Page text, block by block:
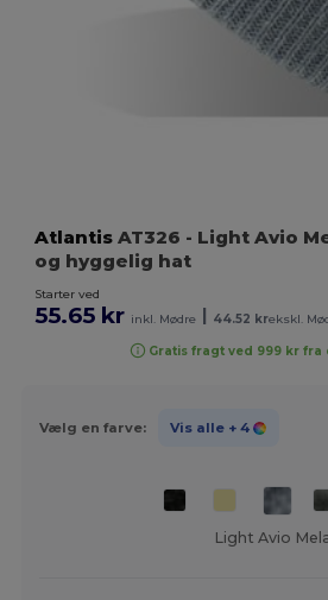
Atlantis AT326 - Light Avio
og hyggelig hat
Starter ved
55.65 kr inkl. Mødre 44.52 krekskl.
Gratis fragt ved 999 kr fra
Vælg en farve: Vis alle + 4
Light Avio